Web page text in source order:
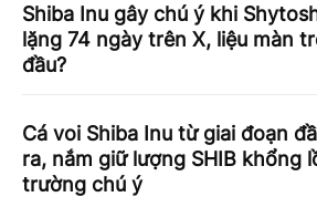
Shiba Inu gây chú ý khi
lặng 74 ngày trên X, liệu màn
đầu?
Cá voi Shiba Inu từ giai đoạn
ra, nắm giữ lượng SHIB khổng
trường chú ý